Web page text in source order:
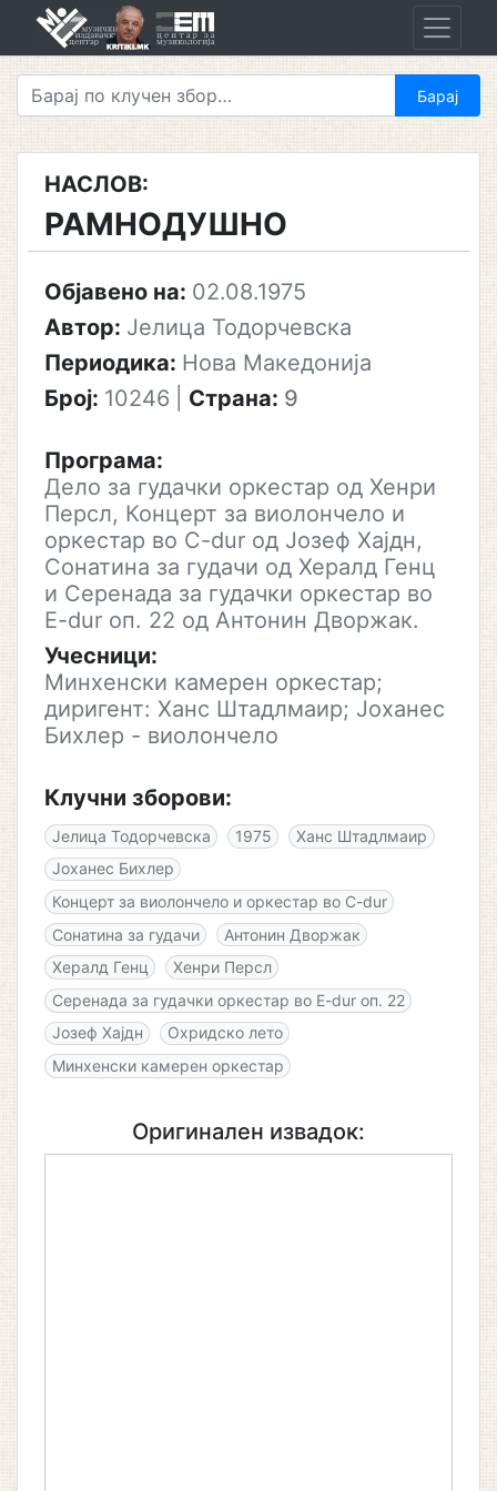
НАСЛОВ:
РАМНОДУШНО
Објавено на: 02.08.1975
Автор: Јелица Тодорчевска
Периодика: Нова Македонија
Број: 10246 Страна: 9
Програма:
Дело за гудачки оркестар од Хенри
Персл, Концерт за виолончело и
оркестар во C-dur од Јозеф Хајдн,
Сонатина за гудачи од Хералд Генц
и Серенада за гудачки оркестар во
E-dur оп. 22 од Антонин Дворжак.
Учесници:
Минхенски камерен оркестар;
диригент: Ханс Штадлмаир; Јоханес
Бихлер - виолончело
Клучни зборови:
Јелица Тодорчевска 1975
Ханс Штадлмаир
Јоханес Бихлер
Концерт за виолончело и оркестар во C-dur
Сонатина за гудачи
Антонин Дворжак
Хералд Генц
Хенри Персл
Серенада за гудачки оркестар во E-dur оп. 22
Јозеф Хајдн
Охридско лето
Минхенски камерен оркестар
Оригинален извадок: